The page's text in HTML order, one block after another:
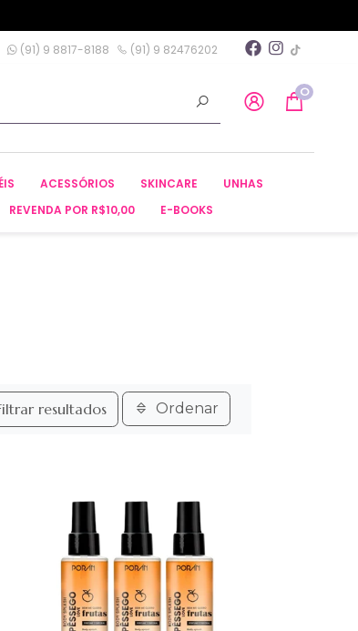
(91) 9 8817-8188 (91) 9 82476202
0
ACESSÓRIOS SKINCARE
UNHAS
REVENDA POR R$10,00 E-BOOKS
resultados Ordenar